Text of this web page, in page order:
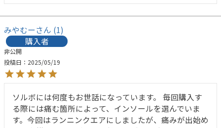
みやむー
1
購入者
非公開
投稿日
2025/05/19
ソルボには何度もお世話になっています。 毎回購入す
る際には痛む箇所によって、インソールを選んでいま
す。今回はランニンクエアにしましたが、痛みが出始め